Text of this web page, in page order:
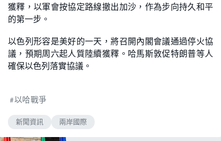
獲釋，以軍會按協定路線撤出加沙，作為步向持久和平
的第一步。
以色列形容是美好的一天，將召開內閣會議通過停火協
議，預期周六起人質陸續獲釋。哈馬斯敦促特朗普等人
確保以色列落實協議。
以哈戰爭
新聞資訊 兩岸國際